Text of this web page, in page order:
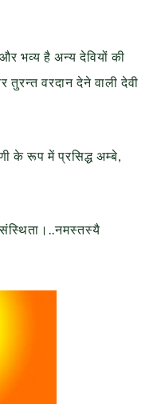
भव्य है अन्य देवियों की
वरदान देने वाली देवी
के रूप में प्रसिद्ध अम्बे,
संस्थिता।..नमस्तस्यै